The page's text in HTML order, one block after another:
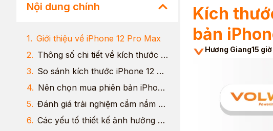
Nội dung chính
Giới thiệu về iPhone 12 Pro Max
Thông số chi tiết về kích thước iPhone 12 Pro Max
So sánh kích thước iPhone 12 Pro Max với các dòng iPhone khác
Nên chọn mua phiên bản iPhone 12 Series nào phù hợp?
Đánh giá trải nghiệm cầm nắm và sử dụng thực tế
Các yếu tố thiết kế ảnh hưởng đến cảm giác cầm nắm
Kích
bản
Hương Giang15